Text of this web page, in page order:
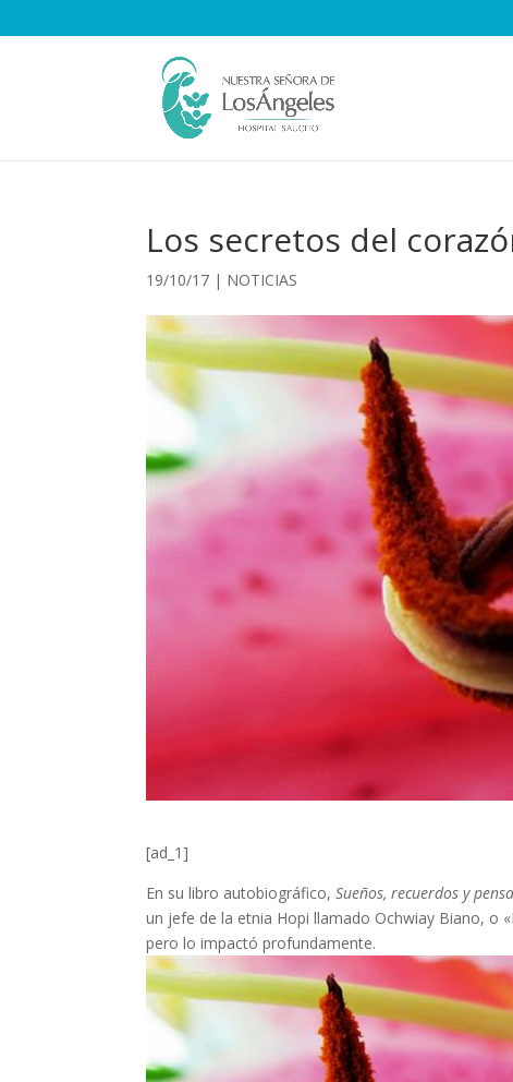
Los secretos del
19/10/17 | NOTICIAS
[ad_1]
En su libro autobiográfico,Sueños, recuerdos y
un jefe de la etnia Hopi llamado Ochwiay Biano, o
pero lo impactó profundamente.